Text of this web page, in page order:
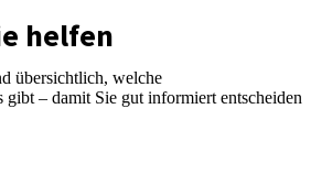
helfen
übersichtlich, welche
gibt – damit Sie gut informiert entscheiden